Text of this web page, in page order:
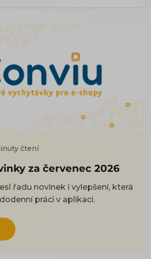
čtení
za červenec 2026
řadu novinek i vylepšení, která
práci v aplikaci.